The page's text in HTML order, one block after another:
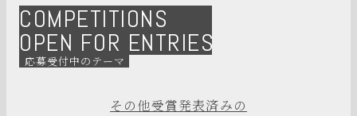
COMPETITIONS
OPEN FOR ENTRIES
応募受付中のテーマ
その他受賞発表済みの